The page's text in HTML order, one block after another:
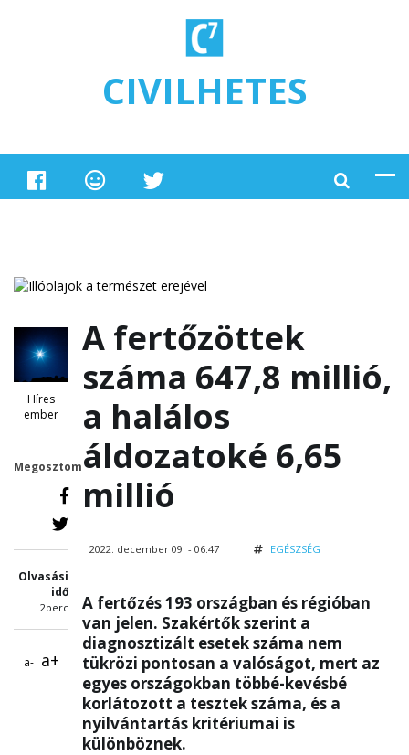
CIVILHETES
Híres
ember
Megosztom
Olvasási
idő
2perc
a- a+
A fertőzöttek
száma 647,8 millió,
a halálos
áldozatoké 6,65
millió
2022. december 09. - 06:47 EGÉSZSÉG
A fertőzés 193 országban és régióban
van jelen. Szakértők szerint a
diagnosztizált esetek száma nem
tükrözi pontosan a valóságot, mert az
egyes országokban többé-kevésbé
korlátozott a tesztek száma, és a
nyilvántartás kritériumai is
különböznek.